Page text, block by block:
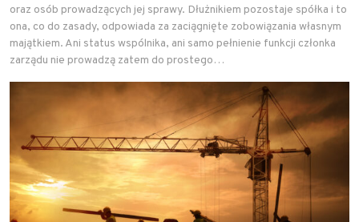
oraz osób prowadzących jej sprawy. Dłużnikiem pozostaje spółka i to
ona, co do zasady, odpowiada za zaciągnięte zobowiązania własnym
majątkiem. Ani status wspólnika, ani samo pełnienie funkcji członka
zarządu nie prowadzą zatem do prostego…